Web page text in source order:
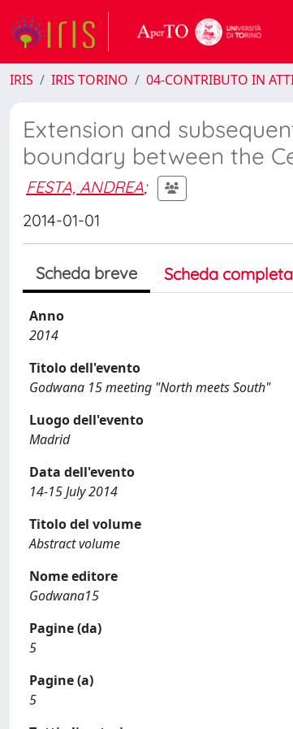
IRIS IRIS TORINO 04-CONTRIBUTO IN
Extension and
boundary between the
FESTA, ANDREA;
2014-01-01
Scheda breve Scheda completa
Anno
2014
Titolo dell'evento
Godwana 15 meeting "North meets South"
Luogo dell'evento
Madrid
Data dell'evento
14-15 July 2014
Titolo del volume
Abstract volume
Nome editore
Godwana15
Pagine (da)
5
Pagine (a)
5